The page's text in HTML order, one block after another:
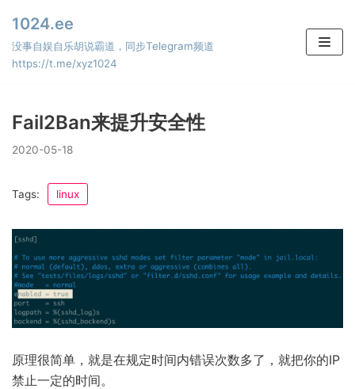
Skip
to
content
1024.ee
没事自娱自乐胡说霸道，同步Telegram频道
https://t.me/xyz1024
Fail2Ban来提升安全性
2020-05-18
Tags: linux
原理很简单，就是在规定时间内错误次数多了，就把你的IP
禁止一定的时间。